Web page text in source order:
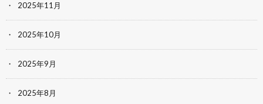
2025年11月
2025年10月
2025年9月
2025年8月